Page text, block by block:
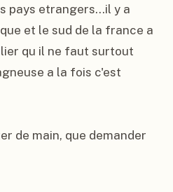
pays etrangers...il y a
et le sud de la france a
qu il ne faut surtout
a la fois c'est
de main, que demander